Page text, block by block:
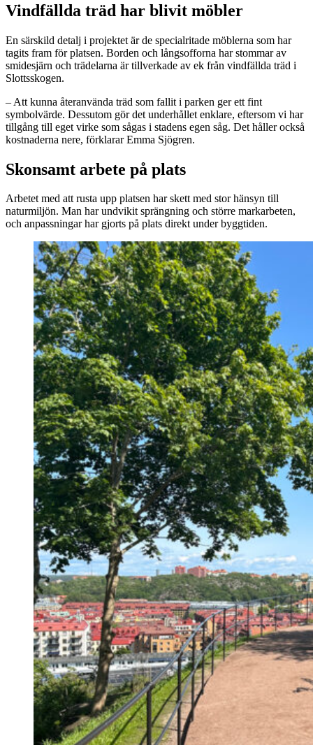
Vindfällda träd har blivit möbler
En särskild detalj i projektet är de specialritade möblerna som har
tagits fram för platsen. Borden och långsofforna har stommar av
smidesjärn och trädelarna är tillverkade av ek från vindfällda träd i
Slottsskogen.
– Att kunna återanvända träd som fallit i parken ger ett fint
symbolvärde. Dessutom gör det underhållet enklare, eftersom vi har
tillgång till eget virke som sågas i stadens egen såg. Det håller också
kostnaderna nere, förklarar Emma Sjögren.
Skonsamt arbete på plats
Arbetet med att rusta upp platsen har skett med stor hänsyn till
naturmiljön. Man har undvikit sprängning och större markarbeten,
och anpassningar har gjorts på plats direkt under byggtiden.